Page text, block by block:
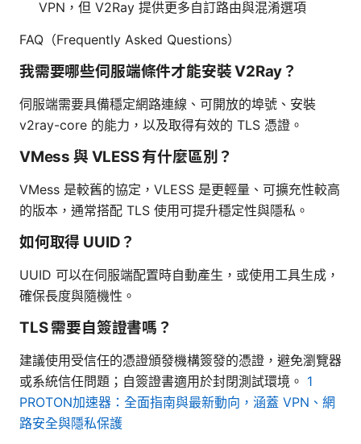
VPN，但 V2Ray 提供更多自訂路由與混淆選項
FAQ（Frequently Asked Questions）
我需要哪些伺服端條件才能安裝 V2Ray？
伺服端需要具備穩定網路連線、可開放的埠號、安裝
v2ray-core 的能力，以及取得有效的 TLS 憑證。
VMess 與 VLESS 有什麼區別？
VMess 是較舊的協定，VLESS 是更輕量、可擴充性較高
的版本，通常搭配 TLS 使用可提升穩定性與隱私。
如何取得 UUID？
UUID 可以在伺服端配置時自動產生，或使用工具生成，
確保長度與隨機性。
TLS 需要自簽證書嗎？
建議使用受信任的憑證頒發機構簽發的憑證，避免瀏覽器
或系統信任問題；自簽證書適用於封閉測試環境。 1
PROTON加速器：全面指南與最新動向，涵蓋 VPN、網
路安全與隱私保護